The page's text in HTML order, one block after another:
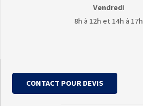
Vendredi
8h à 12h et 14h à 17h
CONTACT POUR DEVIS